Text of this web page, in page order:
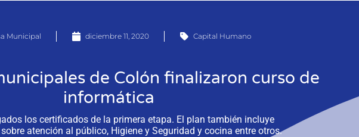
Municipal diciembre 11, 2020 Capital Humano
de Colón finalizaron curso de
informática
los certificados de la primera etapa. El plan también incluye
atención al público, Higiene y Seguridad y cocina entre otros.